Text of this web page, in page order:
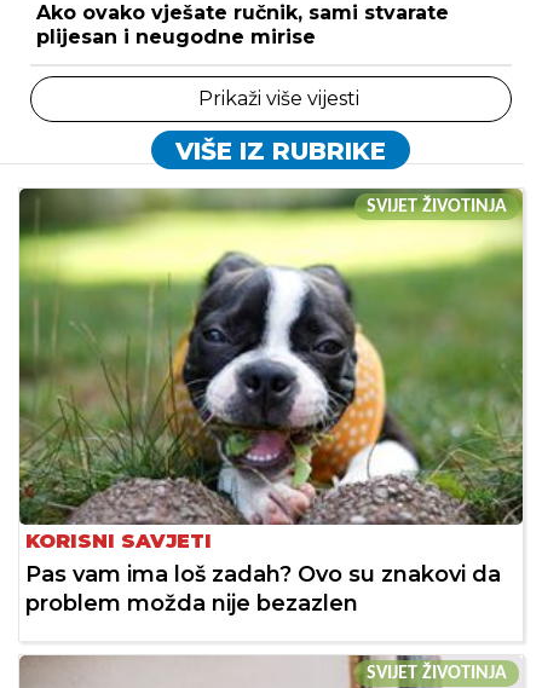
Ako ovako vješate ručnik, sami stvarate
plijesan i neugodne mirise
Prikaži više vijesti
VIŠE IZ RUBRIKE
SVIJET ŽIVOTINJA
KORISNI SAVJETI
Pas vam ima loš zadah? Ovo su znakovi da
problem možda nije bezazlen
SVIJET ŽIVOTINJA